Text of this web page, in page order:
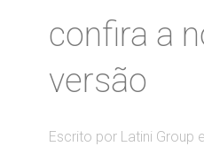
confira a
versão
Escrito por Latini Group